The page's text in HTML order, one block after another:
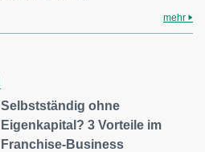
mehr
Selbstständig ohne
Eigenkapital? 3 Vorteile im
Franchise-Business